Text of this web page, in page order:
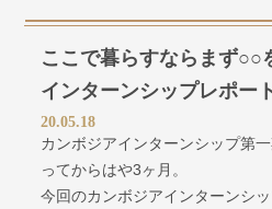
ここで暮らすならまず○○
インターンシップレポー
20.05.18
カンボジアインターンシップ第
ってからはや3ヶ月。
今回のカンボジアインターンシ